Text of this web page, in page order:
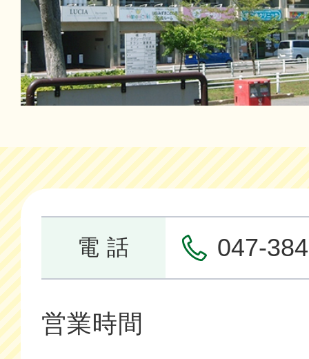
電 話 047-
営業時間